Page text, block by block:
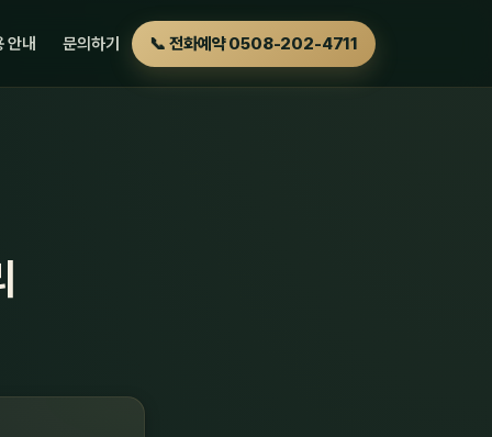
안내 문의하기 📞 전화예약 0508-202-4711